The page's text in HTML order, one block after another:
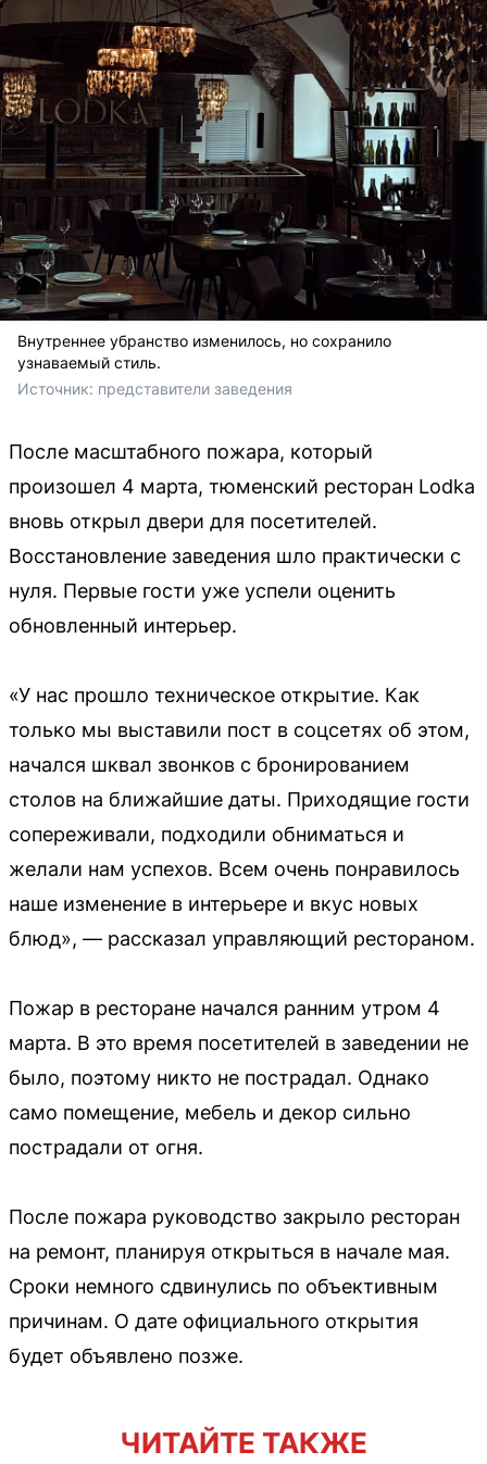
Внутреннее убранство изменилось, но сохранило
узнаваемый стиль.
Источник: представители заведения
После масштабного пожара, который
произошел 4 марта, тюменский ресторан Lodka
вновь открыл двери для посетителей.
Восстановление заведения шло практически с
нуля. Первые гости уже успели оценить
обновленный интерьер.
«У нас прошло техническое открытие. Как
только мы выставили пост в соцсетях об этом,
начался шквал звонков с бронированием
столов на ближайшие даты. Приходящие гости
сопереживали, подходили обниматься и
желали нам успехов. Всем очень понравилось
наше изменение в интерьере и вкус новых
блюд», — рассказал управляющий рестораном.
Пожар в ресторане начался ранним утром 4
марта. В это время посетителей в заведении не
было, поэтому никто не пострадал. Однако
само помещение, мебель и декор сильно
пострадали от огня.
После пожара руководство закрыло ресторан
на ремонт, планируя открыться в начале мая.
Сроки немного сдвинулись по объективным
причинам. О дате официального открытия
будет объявлено позже.
ЧИТАЙТЕ ТАКЖЕ